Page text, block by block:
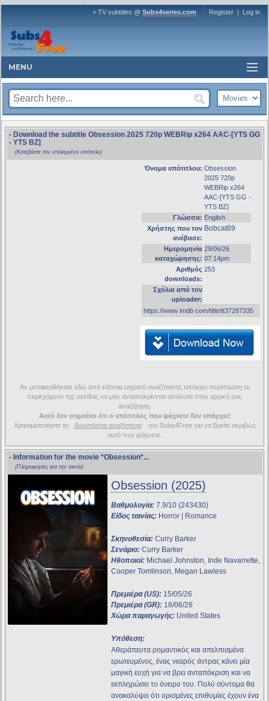
+ TV subtitles @ Subs4series.com Register | Log in
MENU
- Download the subtitle Obsession 2025 720p WEBRip x264 AAC-[YTS GG
- YTS BZ]
(Κατεβάστε τον επιλεγμένο υπότιτλο)
Όνομα υπότιτλου: Obsession
2025 720p
WEBRip x264
AAC-[YTS GG -
YTS BZ]
Γλώσσα: English
Χρήστης που τον
ανέβασε:
Bobcat89
Ημερομηνία
καταχώρησης:
29/06/26
07:14pm
Αριθμός
downloads:
253
Σχόλια από τον
uploader:
https://www imdb com/title/tt37287335
Αν μεταφερθήκατε εδώ από κάποια μηχανή αναζήτησης υπάρχει περίπτωση το
περιεχόμενο της σελίδας να μην ανταποκρίνεται απόλυτα στην αρχική σας
αναζήτηση.
Αυτό δεν σημαίνει ότι ο υπότιτλος που ψάχνετε δεν υπάρχει!
Χρησιμοποιήστε τη
δυνατότητα αναζήτησης
του Subs4Free για να βρείτε ακριβώς
αυτό που ψάχνετε.
- Information for the movie *Obsession*...
(Πληροφορίες για την ταινία)
Obsession (2025)
Βαθμολογία: 7.9/10 (243430)
Είδος ταινίας: Horror | Romance
Σκηνοθεσία: Curry Barker
Σενάριο: Curry Barker
Ηθοποιοί: Michael Johnston, Inde Navarrette,
Cooper Tomlinson, Megan Lawless
Πρεμιέρα (US): 15/05/26
Πρεμιέρα (GR): 18/06/26
Χώρα παραγωγής: United States
Υπόθεση:
Αθεράπευτα ρομαντικός και απελπισμένα
ερωτευμένος, ένας νεαρός άντρας κάνει μία
μαγική ευχή για να βρει ανταπόκριση και να
εκπληρώσει το όνειρο του. Πολύ σύντομα θα
ανακαλύψει ότι ορισμένες επιθυμίες έχουν ένα